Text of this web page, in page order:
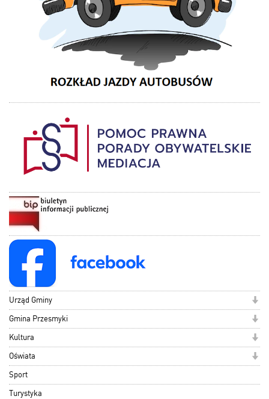
Urząd Gminy
Gmina Przesmyki
Kultura
Oświata
Sport
Turystyka